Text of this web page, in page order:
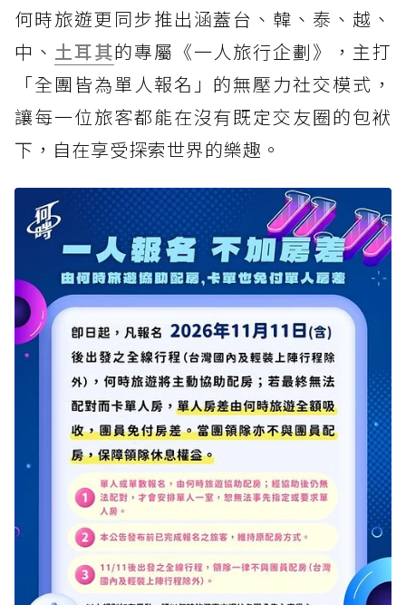
何時旅遊更同步推出涵蓋台、韓、泰、越、
中、 土耳其的專屬《一人旅行企劃》，主打
「全團皆為單人報名」的無壓力社交模式，
讓每一位旅客都能在沒有既定交友圈的包袱
下，自在享受探索世界的樂趣。